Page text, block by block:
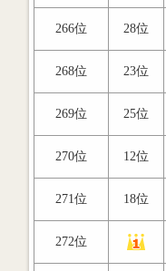
266位 28位
268位 23位
269位 25位
270位 12位
271位 18位
272位